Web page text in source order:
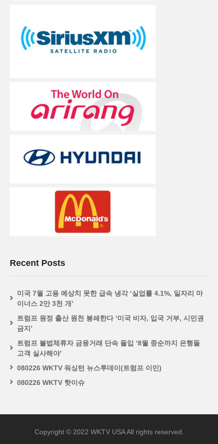
Recent Posts
미국 7월 고용 예상치 못한 급속 냉각 ‘실업률 4.1%, 일자리 마
이너스 2만 3천 개’
트럼프 원정 출산 원천 봉쇄한다 ‘미국 비자, 입국 거부, 시민권
금지’
트럼프 불법체류자 금융거래 단속 돌입 ‘8월 중순까지 은행들
고객 실사해야’
080226 WKTV 워싱턴 뉴스투데이(트럼프 이민)
080226 WKTV 핫이슈
Copyright © 2022 WKTV USA All rights reserved.